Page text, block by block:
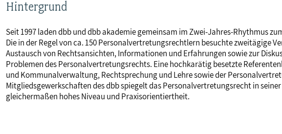
Hintergrund
Seit 1997 laden dbb und dbb akademie gemeinsam im Zwei-Jahres-Rhythmus
Die in der Regel von ca. 150 Personalvertretungsrechtlern besuchte zweitägige
Austausch von Rechtsansichten, Informationen und Erfahrungen sowie zur
Problemen des Personalvertretungsrechts. Eine hochkarätig besetzte
und Kommunalverwaltung, Rechtsprechung und Lehre sowie der
Mitgliedsgewerkschaften des dbb spiegelt das Personalvertretungsrecht in
gleichermaßen hohes Niveau und Praxisorientiertheit.